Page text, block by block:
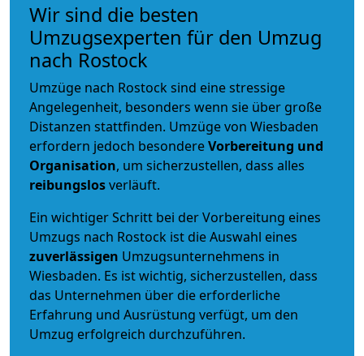
Wir sind die besten
Umzugsexperten für den Umzug
nach Rostock
Umzüge nach Rostock sind eine stressige
Angelegenheit, besonders wenn sie über große
Distanzen stattfinden. Umzüge von Wiesbaden
erfordern jedoch besondereVorbereitung und
Organisation, um sicherzustellen, dass alles
reibungslosverläuft.
Ein wichtiger Schritt bei der Vorbereitung eines
Umzugs nach Rostock ist die Auswahl eines
zuverlässigen Umzugsunternehmens in
Wiesbaden. Es ist wichtig, sicherzustellen, dass
das Unternehmen über die erforderliche
Erfahrung und Ausrüstung verfügt, um den
Umzug erfolgreich durchzuführen.